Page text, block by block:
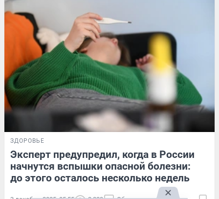
ЗДОРОВЬЕ
Эксперт предупредил, когда в России
начнутся вспышки опасной болезни:
до этого осталось несколько недель